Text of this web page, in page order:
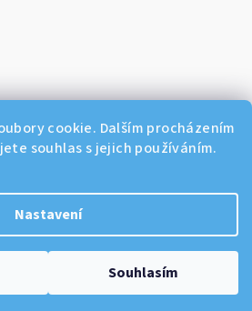
cookie. Dalším procházením
souhlas s jejich používáním.
Nastavení
Souhlasím
Instagramu
Shoptet